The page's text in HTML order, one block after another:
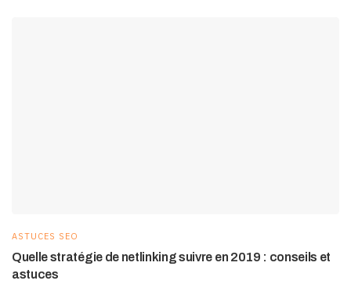
ASTUCES SEO
Quelle stratégie de netlinking suivre en 2019 : conseils et
astuces